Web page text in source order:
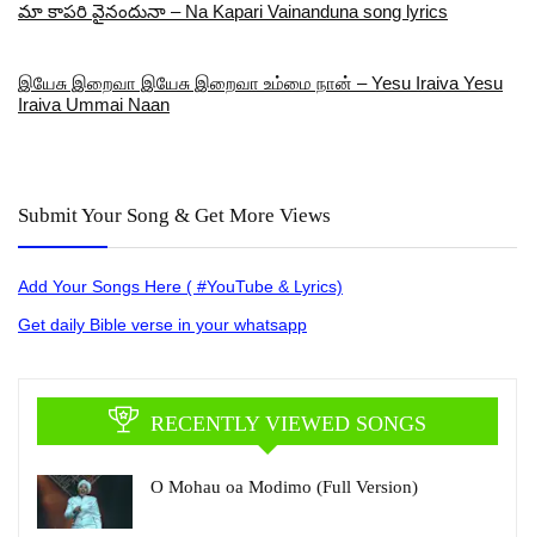
మా కాపరి వైనందునా – Na Kapari Vainanduna song lyrics
இயேசு இறைவா இயேசு இறைவா உம்மை நான் – Yesu Iraiva Yesu
Iraiva Ummai Naan
Submit Your Song & Get More Views
Add Your Songs Here ( #YouTube & Lyrics)
Get daily Bible verse in your whatsapp
RECENTLY VIEWED SONGS
O Mohau oa Modimo (Full Version)